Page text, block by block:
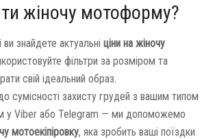
жіночу мотоформу?
знайдете актуальні ціни на жіночу
фільтри за розміром та
свій ідеальний образ.
сумісності захисту грудей з вашим типом
у Viber або Telegram — ми допоможемо
мотоекіпіровку, яка зробить ваші поїздки